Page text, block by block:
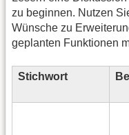
zu beginnen. Nutzen
Wünsche zu
geplanten Funktionen
Stichwort